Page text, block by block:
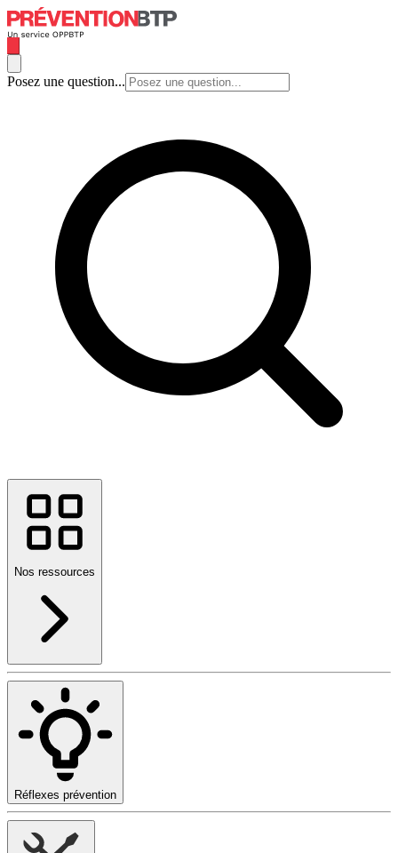
Posez une question...
Nos ressources
Réflexes prévention